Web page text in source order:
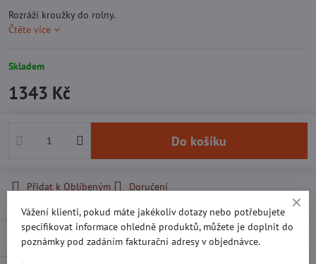
Rozráží kroužky do rolny.
Čtěte více
Skladem
1343 Kč
Do košíku
Přidat k Oblíbeným Doručení
Popis
Vážení klienti, pokud máte jakékoliv dotazy nebo potřebujete
specifikovat informace ohledně produktů, můžete je doplnit do
poznámky pod zadáním fakturační adresy v objednávce.